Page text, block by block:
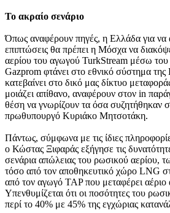
Το ακραίο σενάριο
Όπως αναφέρουν πηγές, η Ελλάδα για να
επιπτώσεις θα πρέπει η Μόσχα να
αερίου του αγωγού TurkStream μέσω του
Gazprom φτάνει στο εθνικό σύστημα της
κατεβαίνει στο δικό μας δίκτυο
μοιάζει απίθανο, αναφέρουν στον in
θέση να γνωρίζουν τα όσα συζητήθηκαν
πρωθυπουργό Κυριάκο Μητσοτάκη.
Πάντως, σύμφωνα με τις ίδιες
ο Κώστας Ξιφαράς εξήγησε τις
σενάρια απώλειας του ρωσικού αερίου,
τόσο από τον αποθηκευτικό χώρο LNG
από τον αγωγό TAP που μεταφέρει αέριο
Υπενθυμίζεται ότι οι ποσότητες του
περί το 40% με 45% της εγχώριας